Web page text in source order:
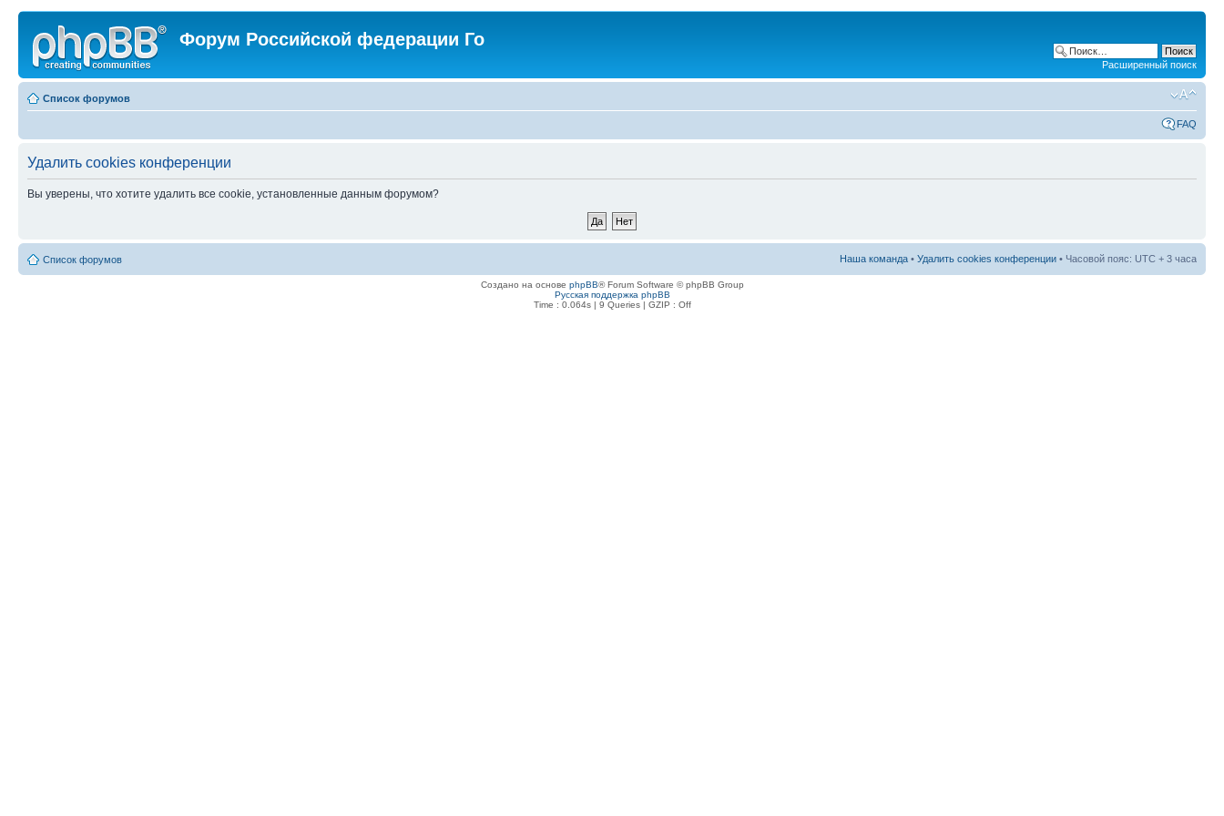
Форум Российской федерации Го
Расширенный поиск
Список форумов
FAQ
Удалить cookies конференции
Вы уверены, что хотите удалить все cookie, установленные данным форумом?
Список форумов Наша команда • Удалить cookies конференции • Часовой пояс: UTC + 3 часа
Создано на основе phpBB® Forum Software © phpBB Group
Русская поддержка phpBB
Time : 0.064s | 9 Queries | GZIP : Off